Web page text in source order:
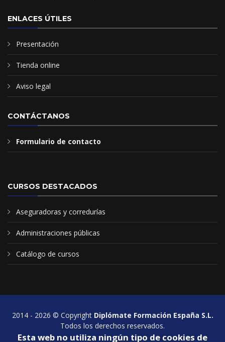
ENLACES ÚTILES
Presentación
Tienda online
Aviso legal
CONTÁCTANOS
Formulario de contacto
CURSOS DESTACADOS
Aseguradoras y corredurías
Administraciones públicas
Catálogo de cursos
2014 - 2026 © Copyright Diplómate Formación España S.L.
Todos los derechos reservados.
Esta web no utiliza ningún tipo de cookies de